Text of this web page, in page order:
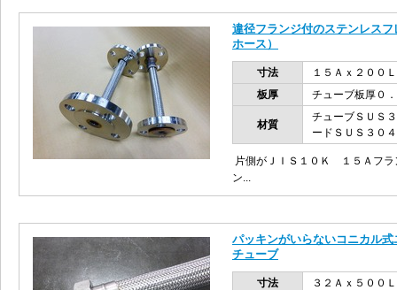
違径フランジ付のステンレス
ホース）
寸法
１５Ａｘ２００Ｌ
板厚
チューブ板厚０
材質
チューブＳＵＳ
ードＳＵＳ３
片側がＪＩＳ１０Ｋ １５Ａフ
ン...
パッキンがいらないコニカル
チューブ
寸法
３２Ａｘ５００Ｌ